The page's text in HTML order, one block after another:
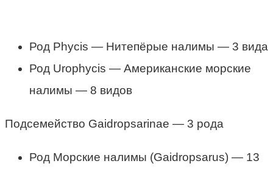
Род Phycis — Нитепёрые налимы — 3 вида
Род Urophycis — Американские морские
налимы — 8 видов
Подсемейство Gaidropsarinae — 3 рода
Род Морские налимы (Gaidropsarus) — 13